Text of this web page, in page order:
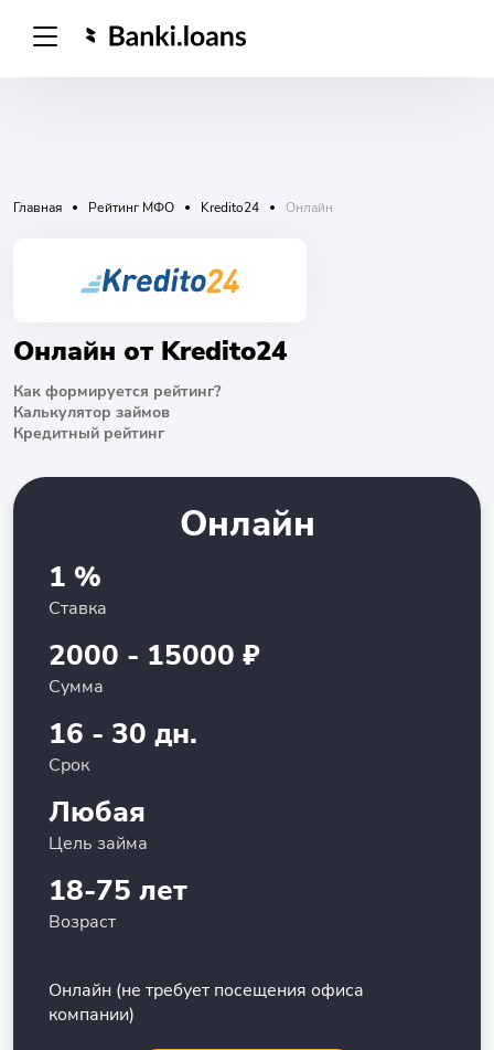
Главная Рейтинг МФО Kredito24 Онлайн
Онлайн от Kredito24
Как формируется рейтинг?
Калькулятор займов
Кредитный рейтинг
Онлайн
1 %
Ставка
2000 - 15000 ₽
Сумма
16 - 30 дн.
Срок
Любая
Цель займа
18-75 лет
Возраст
Онлайн (не требует посещения офиса
компании)